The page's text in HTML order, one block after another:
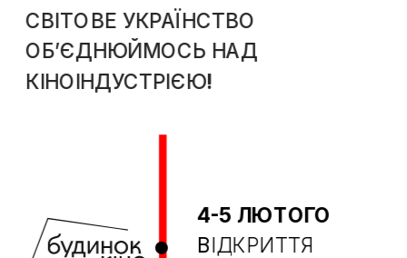
СВІТОВЕ УКРАЇНСТВО
ОБ’ЄДНЮЙМОСЬ НАД
КІНОІНДУСТРІЄЮ!
4-5 ЛЮТОГО
ВІДКРИТТЯ